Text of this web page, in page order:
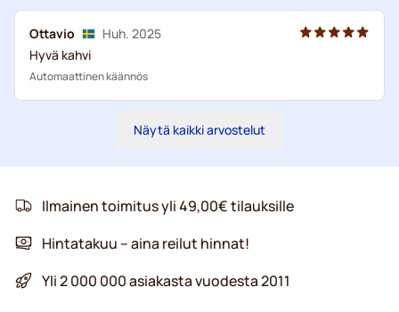
Ottavio
Huh. 2025
Hyvä kahvi
Automaattinen käännös
Näytä kaikki arvostelut
Ilmainen toimitus yli 49,00€ tilauksille
Hintatakuu – aina reilut hinnat!
Yli 2 000 000 asiakasta vuodesta 2011